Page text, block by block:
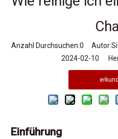
Anzahl Durchsuchen:0
2024-02-10
Einführung